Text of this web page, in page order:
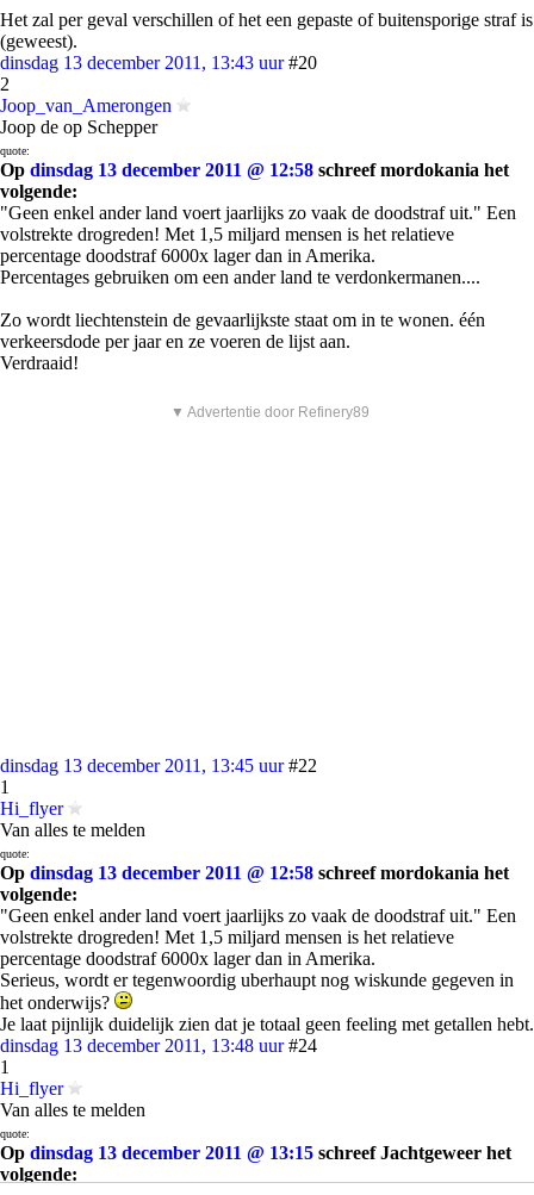
Het zal per geval verschillen of het een gepaste of buitensporige straf is
(geweest).
dinsdag 13 december 2011, 13:43 uur #20
2
Joop_van_Amerongen
Joop de op Schepper
quote:
Op dinsdag 13 december 2011 @ 12:58 schreef mordokania het
volgende:
"Geen enkel ander land voert jaarlijks zo vaak de doodstraf uit." Een
volstrekte drogreden! Met 1,5 miljard mensen is het relatieve
percentage doodstraf 6000x lager dan in Amerika.
Percentages gebruiken om een ander land te verdonkermanen....
Zo wordt liechtenstein de gevaarlijkste staat om in te wonen. één
verkeersdode per jaar en ze voeren de lijst aan.
Verdraaid!
▼ Advertentie door Refinery89
dinsdag 13 december 2011, 13:45 uur #22
1
Hi_flyer
Van alles te melden
quote:
Op dinsdag 13 december 2011 @ 12:58 schreef mordokania het
volgende:
"Geen enkel ander land voert jaarlijks zo vaak de doodstraf uit." Een
volstrekte drogreden! Met 1,5 miljard mensen is het relatieve
percentage doodstraf 6000x lager dan in Amerika.
Serieus, wordt er tegenwoordig uberhaupt nog wiskunde gegeven in
het onderwijs?
Je laat pijnlijk duidelijk zien dat je totaal geen feeling met getallen hebt.
dinsdag 13 december 2011, 13:48 uur #24
1
Hi_flyer
Van alles te melden
quote:
Op dinsdag 13 december 2011 @ 13:15 schreef Jachtgeweer het
volgende: